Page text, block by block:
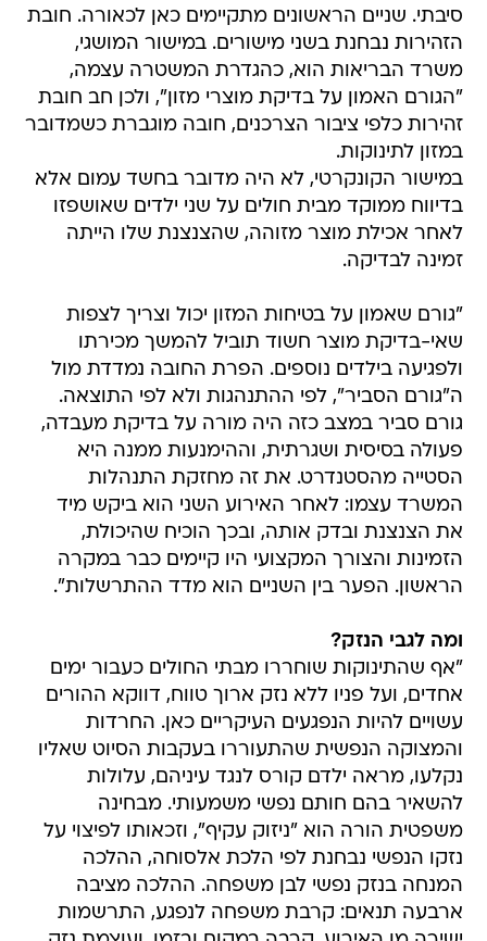
סיבתי. שניים הראשונים מתקיימים כאן לכאורה. חובת
הזהירות נבחנת בשני מישורים. במישור המושגי,
משרד הבריאות הוא, כהגדרת המשטרה עצמה,
"הגורם האמון על בדיקת מוצרי מזון", ולכן חב חובת
זהירות כלפי ציבור הצרכנים, חובה מוגברת כשמדובר
במזון לתינוקות.
במישור הקונקרטי, לא היה מדובר בחשד עמום אלא
בדיווח ממוקד מבית חולים על שני ילדים שאושפזו
לאחר אכילת מוצר מזוהה, שהצנצנת שלו הייתה
זמינה לבדיקה.
"גורם שאמון על בטיחות המזון יכול וצריך לצפות
שאי-בדיקת מוצר חשוד תוביל להמשך מכירתו
ולפגיעה בילדים נוספים. הפרת החובה נמדדת מול
ה"גורם הסביר", לפי ההתנהגות ולא לפי התוצאה.
גורם סביר במצב כזה היה מורה על בדיקת מעבדה,
פעולה בסיסית ושגרתית, וההימנעות ממנה היא
הסטייה מהסטנדרט. את זה מחזקת התנהלות
המשרד עצמו: לאחר האירוע השני הוא ביקש מיד
את הצנצנת ובדק אותה, ובכך הוכיח שהיכולת,
הזמינות והצורך המקצועי היו קיימים כבר במקרה
הראשון. הפער בין השניים הוא מדד ההתרשלות".
ומה לגבי הנזק?
"אף שהתינוקות שוחררו מבתי החולים כעבור ימים
אחדים, ועל פניו ללא נזק ארוך טווח, דווקא ההורים
עשויים להיות הנפגעים העיקריים כאן. החרדות
והמצוקה הנפשית שהתעוררו בעקבות הסיוט שאליו
נקלעו, מראה ילדם קורס לנגד עיניהם, עלולות
להשאיר בהם חותם נפשי משמעותי. מבחינה
משפטית הורה הוא "ניזוק עקיף", וזכאותו לפיצוי על
נזקו הנפשי נבחנת לפי הלכת אלסוחה, ההלכה
המנחה בנזק נפשי לבן משפחה. ההלכה מציבה
ארבעה תנאים: קרבת משפחה לנפגע, התרשמות